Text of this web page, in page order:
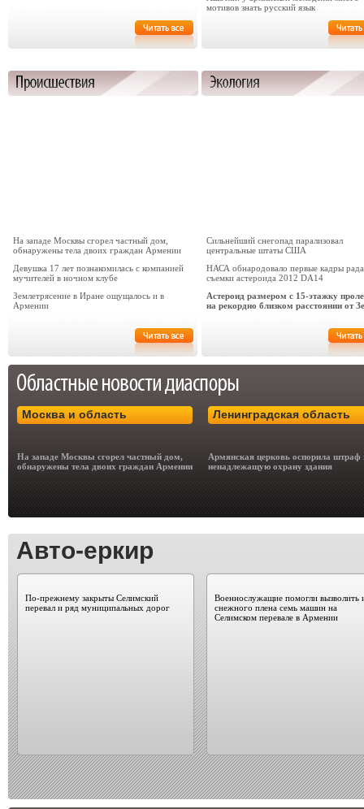
мотивов знать русский язык
На западе Москвы сгорел частный дом,
обнаружены тела двоих граждан Армении
Девушка 17 лет познакомилась с компанией
мучителей в ночном клубе
Землетрясение в Иране ощущалось и в
Армении
Сильнейший снегопад парализовал
центральные штаты США
НАСА обнародовало первые кадры
съемки астероида 2012 DA14
Астероид размером с 15-этажку
на рекордно близком расстоянии от
Москва и область
На западе Москвы сгорел частный дом,
обнаружены тела двоих граждан Армении
Ленинградская область
Армянская церковь оспорила штраф
ненадлежащую охрану здания
Авто-еркир
По-прежнему закрыты Селимский
перевал и ряд муниципальных дорог
Военнослужащие помогли вызволить
снежного плена семь машин на
Селимском перевале в Армении